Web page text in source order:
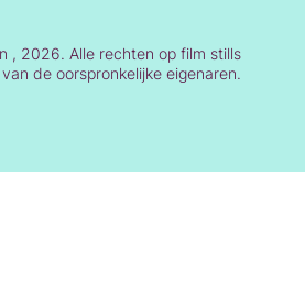
, 2026. Alle rechten op film stills
de oorspronkelijke eigenaren.